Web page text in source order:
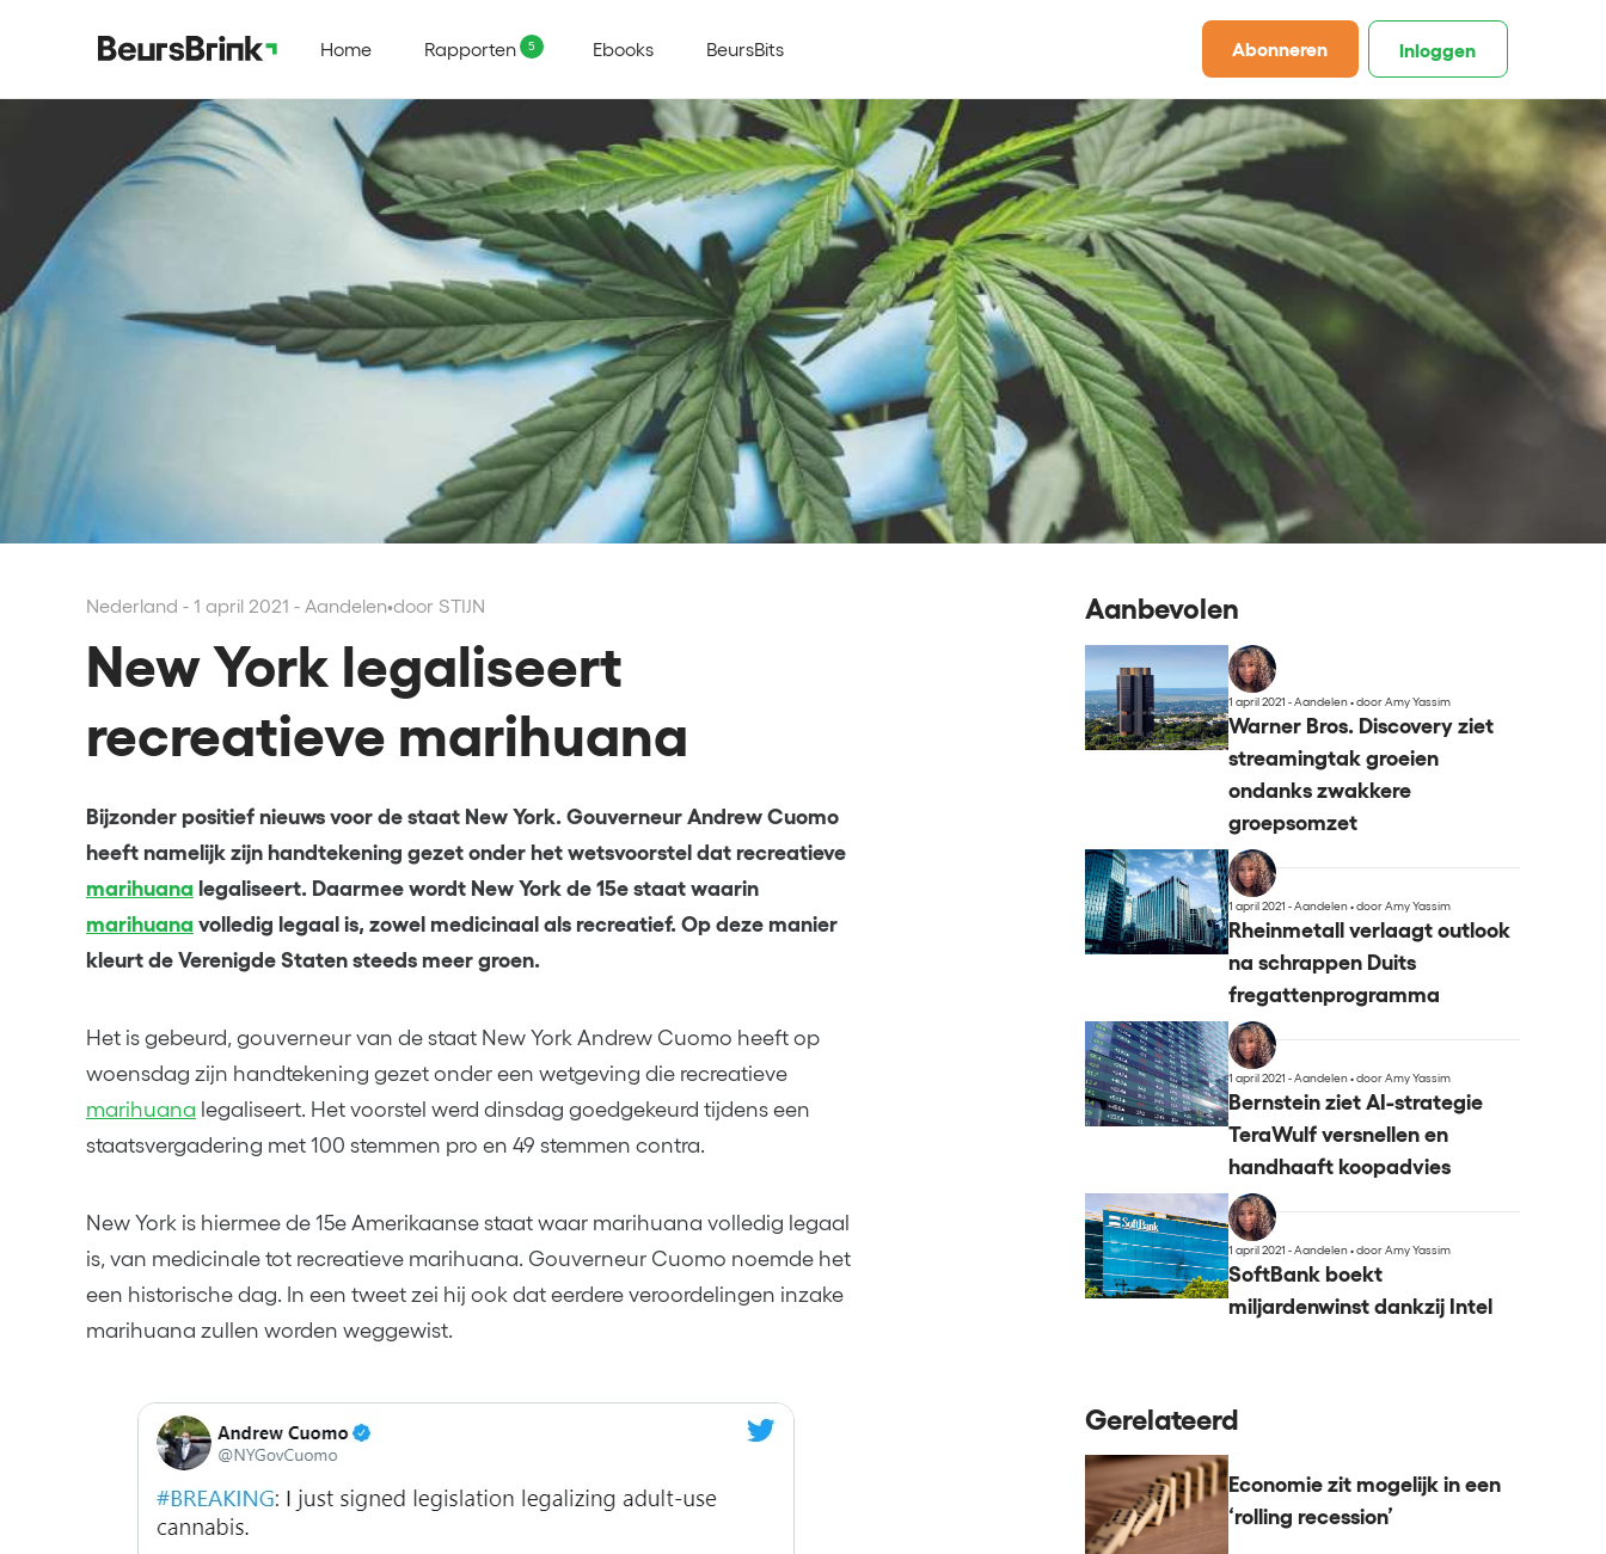
Home Rapporten Ebooks BeursBits Abonneren Inloggen
Nederland - 1 april 2021 - Aandelen•door STIJN
New York legaliseert
recreatieve marihuana
Bijzonder positief nieuws voor de staat New York. Gouverneur Andrew Cuomo
heeft namelijk zijn handtekening gezet onder het wetsvoorstel dat recreatieve
marihuana legaliseert. Daarmee wordt New York de 15e staat waarin
marihuana volledig legaal is, zowel medicinaal als recreatief. Op deze manier
kleurt de Verenigde Staten steeds meer groen.
Het is gebeurd, gouverneur van de staat New York Andrew Cuomo heeft op
woensdag zijn handtekening gezet onder een wetgeving die recreatieve
marihuana legaliseert. Het voorstel werd dinsdag goedgekeurd tijdens een
staatsvergadering met 100 stemmen pro en 49 stemmen contra.
New York is hiermee de 15e Amerikaanse staat waar marihuana volledig legaal
is, van medicinale tot recreatieve marihuana. Gouverneur Cuomo noemde het
een historische dag. In een tweet zei hij ook dat eerdere veroordelingen inzake
marihuana zullen worden weggewist.
Aanbevolen
1 april 2021 - Aandelen•door Amy Yassim
Warner Bros. Discovery ziet
streamingtak groeien
ondanks zwakkere
groepsomzet
1 april 2021 - Aandelen•door Amy Yassim
Rheinmetall verlaagt outlook
na schrappen Duits
fregattenprogramma
1 april 2021 - Aandelen•door Amy Yassim
Bernstein ziet AI-strategie
TeraWulf versnellen en
handhaaft koopadvies
1 april 2021 - Aandelen•door Amy Yassim
SoftBank boekt
miljardenwinst dankzij Intel
Gerelateerd
Economie zit mogelijk in een
‘rolling recession’